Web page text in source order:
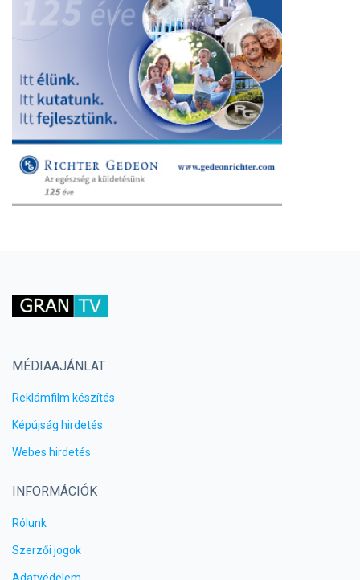
MÉDIAAJÁNLAT
Reklámfilm készítés
Képújság hirdetés
Webes hirdetés
INFORMÁCIÓK
Rólunk
Szerzői jogok
Adatvédelem